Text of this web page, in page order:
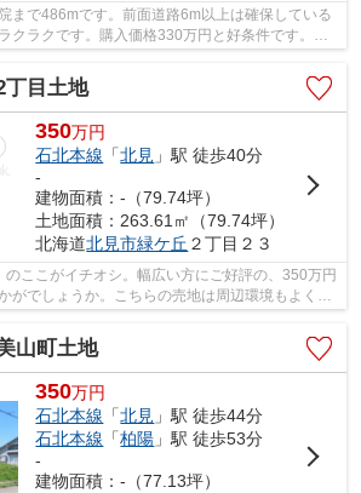
まで486mです。前面道路6m以上は確保している
クラクです。購入価格330万円と好条件です。ぜ
丁目土地
350万円
石北本線 「北見 」駅 徒歩40分
-
建物面積：-（79.74坪）
土地面積：263.61㎡（79.74坪）
北海道北見市緑ケ丘 ２丁目２３
のここがイチオシ。幅広い方にご好評の、350万円
がでしょうか。こちらの売地は周辺環境もよく一
山町土地
350万円
石北本線 「北見 」駅 徒歩44分
石北本線 「柏陽 」駅 徒歩53分
-
建物面積：-（77.13坪）